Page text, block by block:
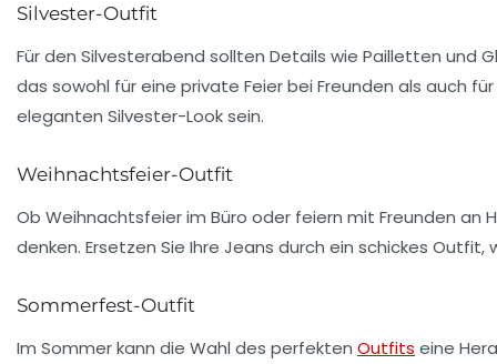
Silvester-Outfit
Für den Silvesterabend sollten Details wie Pailletten und
das sowohl für eine private Feier bei Freunden als auch
eleganten Silvester-Look sein.
Weihnachtsfeier-Outfit
Ob Weihnachtsfeier im Büro oder feiern mit Freunden an
denken. Ersetzen Sie Ihre Jeans durch ein schickes Outfit,
Sommerfest-Outfit
Im Sommer kann die Wahl des perfekten Outfits eine